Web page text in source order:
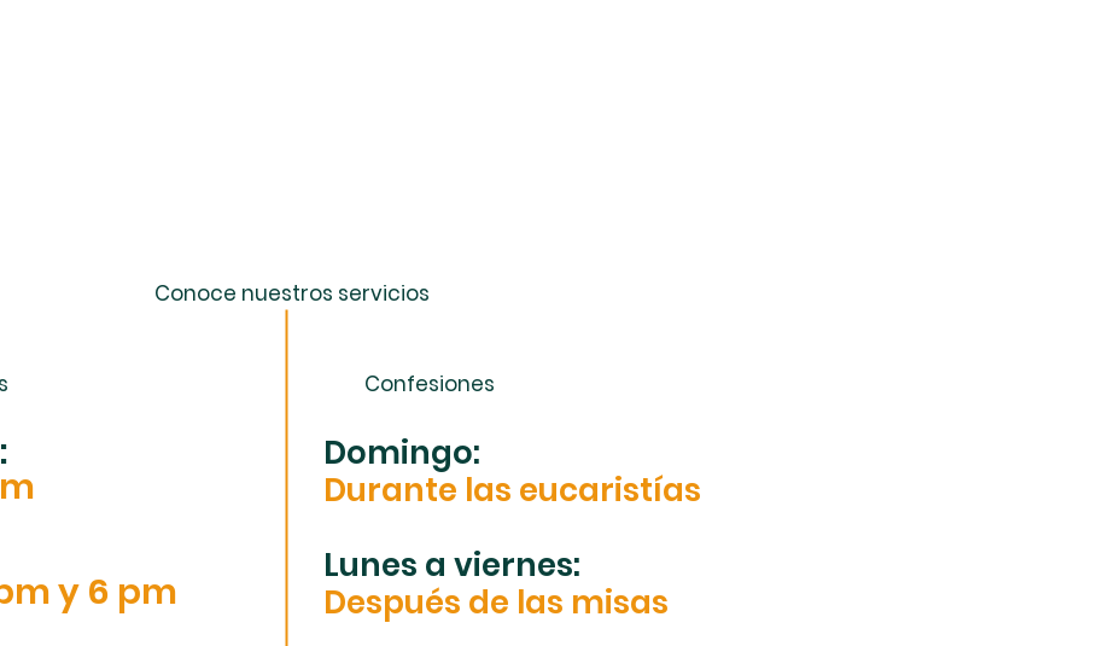
Conoce nuestros servicios
Confesiones
Domingo:
Durante las eucaristías
Lunes a viernes:
Después de las misas
y 6 pm